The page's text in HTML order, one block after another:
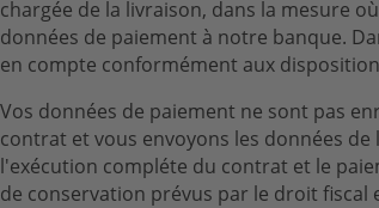
chargée de la livraison, dans la mesure
données de paiement à notre banque.
en compte conformément aux
Vos données de paiement ne sont pas
contrat et vous envoyons les données
l'exécution compléte du contrat et le
de conservation prévus par le droit fiscal